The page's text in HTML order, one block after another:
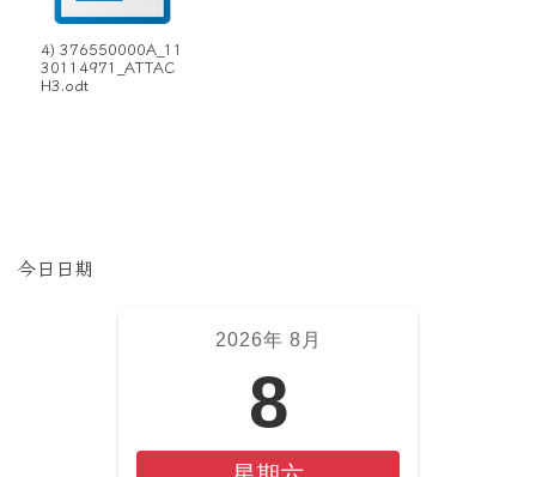
4) 376550000A_11
30114971_ATTAC
H3.odt
左邊區域內容
今日日期
2026年 8月
8